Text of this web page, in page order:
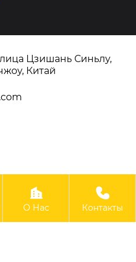
улица Цзишань Синьлу,
Китай
CSW Machinery Co.,

О Нас

Контакты